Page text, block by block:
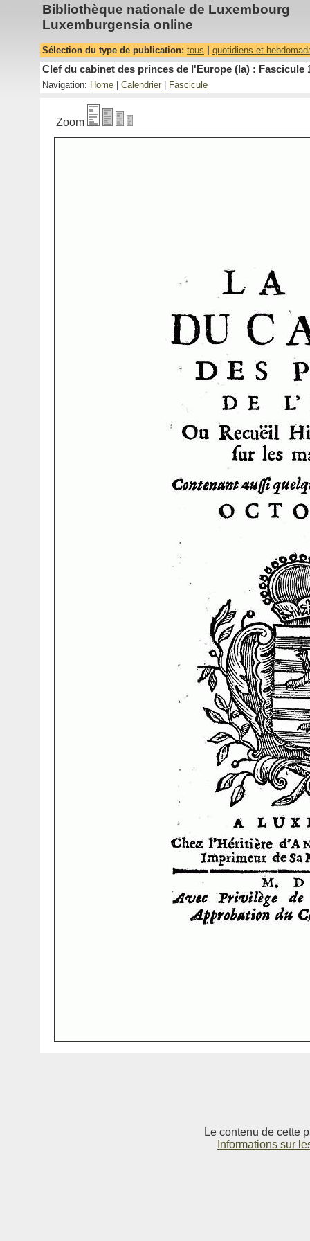
Bibliothèque nationale de Luxembourg
Luxemburgensia online
Sélection du type de publication: tous quotidiens et
Clef du cabinet des princes de l'Europe (la) : Fascicule
Navigation: Home Calendrier Fascicule
Zoom
Le contenu de cette
Informations sur